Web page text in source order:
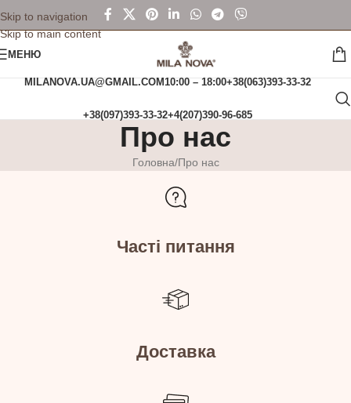
Skip to navigation
Skip to main content
МЕНЮ
MILANOVA.UA@GMAIL.COM10:00 – 18:00+38(063)393-33-32
+38(097)393-33-32+4(207)390-96-685
Про нас
Головна Про нас
Часті питання
Доставка